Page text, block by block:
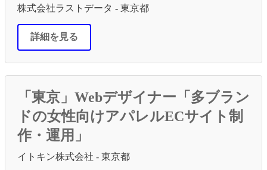
株式会社ラストデータ - 東京都
詳細を見る
「東京」Webデザイナー「多ブラン
ドの女性向けアパレルECサイト制
作・運用」
イトキン株式会社 - 東京都